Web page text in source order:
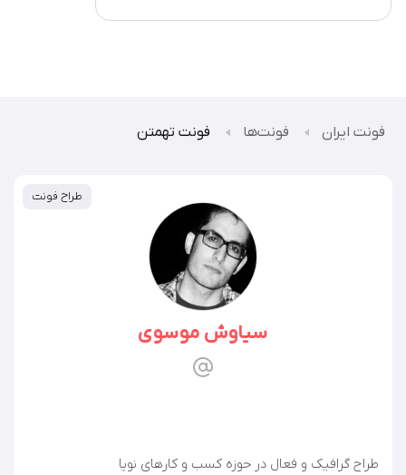
فونت ایران فونت‌ها فونت تهمتن
طراح فونت
سیاوش موسوی
طراح گرافیک و فعال در حوزه کسب و کارهای نوپا